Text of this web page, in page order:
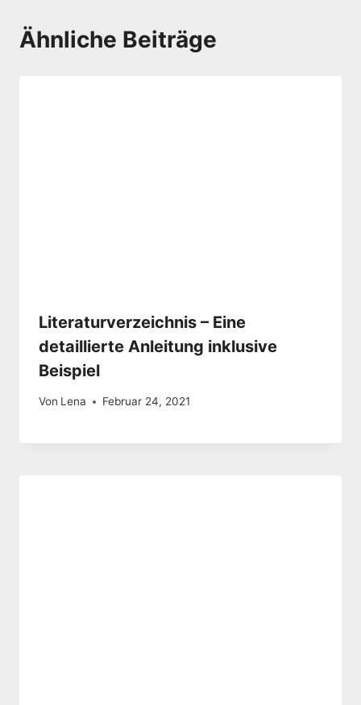
Ähnliche Beiträge
Literaturverzeichnis – Eine
detaillierte Anleitung inklusive
Beispiel
Von Lena Februar 24, 2021